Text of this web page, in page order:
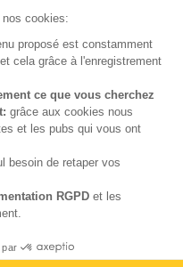
cookies:
proposé est constamment
cela grâce à l'enregistrement
ce que vous cherchez
grâce aux cookies nous
et les pubs qui vous ont
besoin de retaper vos
RGPD et les
par
site e-commerce